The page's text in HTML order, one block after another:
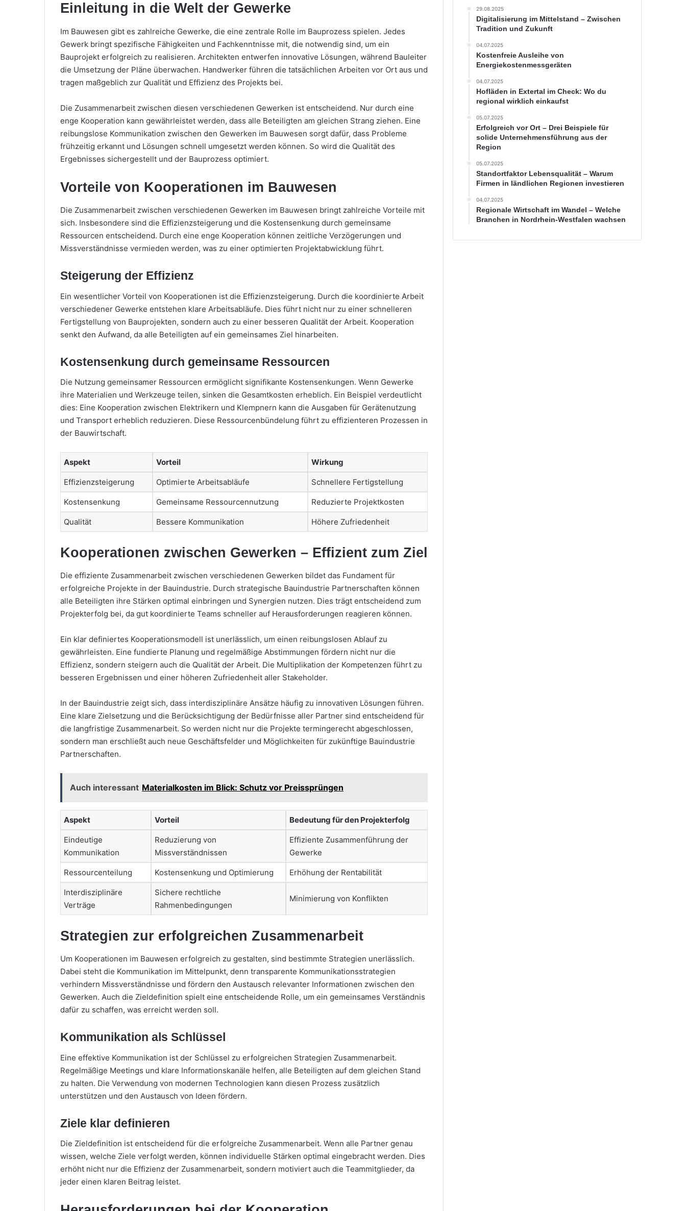
Einleitung in die Welt der Gewerke
Im Bauwesen gibt es zahlreiche Gewerke, die eine zentrale Rolle im Bauprozess spielen. Jedes
Gewerk bringt spezifische Fähigkeiten und Fachkenntnisse mit, die notwendig sind, um ein
Bauprojekt erfolgreich zu realisieren. Architekten entwerfen innovative Lösungen, während Bauleiter
die Umsetzung der Pläne überwachen. Handwerker führen die tatsächlichen Arbeiten vor Ort aus und
tragen maßgeblich zur Qualität und Effizienz des Projekts bei.
Die Zusammenarbeit zwischen diesen verschiedenen Gewerken ist entscheidend. Nur durch eine
enge Kooperation kann gewährleistet werden, dass alle Beteiligten am gleichen Strang ziehen. Eine
reibungslose Kommunikation zwischen den Gewerken im Bauwesen sorgt dafür, dass Probleme
frühzeitig erkannt und Lösungen schnell umgesetzt werden können. So wird die Qualität des
Ergebnisses sichergestellt und der Bauprozess optimiert.
Vorteile von Kooperationen im Bauwesen
Die Zusammenarbeit zwischen verschiedenen Gewerken im Bauwesen bringt zahlreiche Vorteile mit
sich. Insbesondere sind die Effizienzsteigerung und die Kostensenkung durch gemeinsame
Ressourcen entscheidend. Durch eine enge Kooperation können zeitliche Verzögerungen und
Missverständnisse vermieden werden, was zu einer optimierten Projektabwicklung führt.
Steigerung der Effizienz
Ein wesentlicher Vorteil von Kooperationen ist die Effizienzsteigerung. Durch die koordinierte Arbeit
verschiedener Gewerke entstehen klare Arbeitsabläufe. Dies führt nicht nur zu einer schnelleren
Fertigstellung von Bauprojekten, sondern auch zu einer besseren Qualität der Arbeit. Kooperation
senkt den Aufwand, da alle Beteiligten auf ein gemeinsames Ziel hinarbeiten.
Kostensenkung durch gemeinsame Ressourcen
Die Nutzung gemeinsamer Ressourcen ermöglicht signifikante Kostensenkungen. Wenn Gewerke
ihre Materialien und Werkzeuge teilen, sinken die Gesamtkosten erheblich. Ein Beispiel verdeutlicht
dies: Eine Kooperation zwischen Elektrikern und Klempnern kann die Ausgaben für Gerätenutzung
und Transport erheblich reduzieren. Diese Ressourcenbündelung führt zu effizienteren Prozessen in
der Bauwirtschaft.
Aspekt Vorteil Wirkung
Effizienzsteigerung Optimierte Arbeitsabläufe Schnellere Fertigstellung
Kostensenkung Gemeinsame Ressourcennutzung Reduzierte Projektkosten
Qualität Bessere Kommunikation Höhere Zufriedenheit
Kooperationen zwischen Gewerken – Effizient zum Ziel
Die effiziente Zusammenarbeit zwischen verschiedenen Gewerken bildet das Fundament für
erfolgreiche Projekte in der Bauindustrie. Durch strategische Bauindustrie Partnerschaften können
alle Beteiligten ihre Stärken optimal einbringen und Synergien nutzen. Dies trägt entscheidend zum
Projekterfolg bei, da gut koordinierte Teams schneller auf Herausforderungen reagieren können.
Ein klar definiertes Kooperationsmodell ist unerlässlich, um einen reibungslosen Ablauf zu
gewährleisten. Eine fundierte Planung und regelmäßige Abstimmungen fördern nicht nur die
Effizienz, sondern steigern auch die Qualität der Arbeit. Die Multiplikation der Kompetenzen führt zu
besseren Ergebnissen und einer höheren Zufriedenheit aller Stakeholder.
In der Bauindustrie zeigt sich, dass interdisziplinäre Ansätze häufig zu innovativen Lösungen führen.
Eine klare Zielsetzung und die Berücksichtigung der Bedürfnisse aller Partner sind entscheidend für
die langfristige Zusammenarbeit. So werden nicht nur die Projekte termingerecht abgeschlossen,
sondern man erschließt auch neue Geschäftsfelder und Möglichkeiten für zukünftige Bauindustrie
Partnerschaften.
Auch interessant Materialkosten im Blick: Schutz vor Preissprüngen
Aspekt Vorteil Bedeutung für den Projekterfolg
Eindeutige
Kommunikation
Reduzierung von
Missverständnissen
Effiziente Zusammenführung der
Gewerke
Ressourcenteilung Kostensenkung und Optimierung Erhöhung der Rentabilität
Interdisziplinäre
Verträge
Sichere rechtliche
Rahmenbedingungen
Minimierung von Konflikten
Strategien zur erfolgreichen Zusammenarbeit
Um Kooperationen im Bauwesen erfolgreich zu gestalten, sind bestimmte Strategien unerlässlich.
Dabei steht die Kommunikation im Mittelpunkt, denn transparente Kommunikationsstrategien
verhindern Missverständnisse und fördern den Austausch relevanter Informationen zwischen den
Gewerken. Auch die Zieldefinition spielt eine entscheidende Rolle, um ein gemeinsames Verständnis
dafür zu schaffen, was erreicht werden soll.
Kommunikation als Schlüssel
Eine effektive Kommunikation ist der Schlüssel zu erfolgreichen Strategien Zusammenarbeit.
Regelmäßige Meetings und klare Informationskanäle helfen, alle Beteiligten auf dem gleichen Stand
zu halten. Die Verwendung von modernen Technologien kann diesen Prozess zusätzlich
unterstützen und den Austausch von Ideen fördern.
Ziele klar definieren
Die Zieldefinition ist entscheidend für die erfolgreiche Zusammenarbeit. Wenn alle Partner genau
wissen, welche Ziele verfolgt werden, können individuelle Stärken optimal eingebracht werden. Dies
erhöht nicht nur die Effizienz der Zusammenarbeit, sondern motiviert auch die Teammitglieder, da
jeder einen klaren Beitrag leistet.
29.08.2025
Digitalisierung im Mittelstand – Zwischen
Tradition und Zukunft
04.07.2025
Kostenfreie Ausleihe von
Energiekostenmessgeräten
04.07.2025
Hofläden in Extertal im Check: Wo du
regional wirklich einkaufst
05.07.2025
Erfolgreich vor Ort – Drei Beispiele für
solide Unternehmensführung aus der
Region
05.07.2025
Standortfaktor Lebensqualität – Warum
Firmen in ländlichen Regionen investieren
04.07.2025
Regionale Wirtschaft im Wandel – Welche
Branchen in Nordrhein-Westfalen wachsen